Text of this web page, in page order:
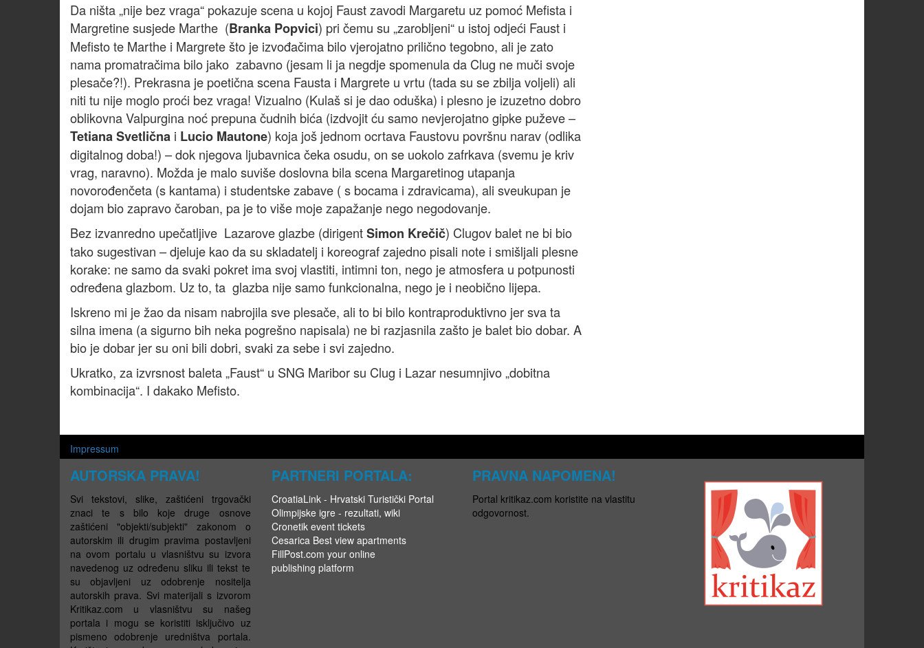
Da ništa „nije bez vraga“ pokazuje scena u kojoj Faust zavodi Margaretu uz pomoć Mefista i
Margretine susjede Marthe (Branka Popvici) pri čemu su „zarobljeni“ u istoj odjeći Faust i
Mefisto te Marthe i Margrete što je izvođačima bilo vjerojatno prilično tegobno, ali je zato
nama promatračima bilo jako zabavno (jesam li ja negdje spomenula da Clug ne muči svoje
plesače?!). Prekrasna je poetična scena Fausta i Margrete u vrtu (tada su se zbilja voljeli) ali
niti tu nije moglo proći bez vraga! Vizualno (Kulaš si je dao oduška) i plesno je izuzetno dobro
oblikovna Valpurgina noć prepuna čudnih bića (izdvojit ću samo nevjerojatno gipke puževe –
Tetiana Svetlična i Lucio Mautone) koja još jednom ocrtava Faustovu površnu narav (odlika
digitalnog doba!) – dok njegova ljubavnica čeka osudu, on se uokolo zafrkava (svemu je kriv
vrag, naravno). Možda je malo suviše doslovna bila scena Margaretinog utapanja
novorođenčeta (s kantama) i studentske zabave ( s bocama i zdravicama), ali sveukupan je
dojam bio zapravo čaroban, pa je to više moje zapažanje nego negodovanje.
Bez izvanredno upečatljive Lazarove glazbe (dirigentSimon Krečič) Clugov balet ne bi bio
tako sugestivan – djeluje kao da su skladatelj i koreograf zajedno pisali note i smišljali plesne
korake: ne samo da svaki pokret ima svoj vlastiti, intimni ton, nego je atmosfera u potpunosti
određena glazbom. Uz to, ta glazba nije samo funkcionalna, nego je i neobično lijepa.
Iskreno mi je žao da nisam nabrojila sve plesače, ali to bi bilo kontraproduktivno jer sva ta
silna imena (a sigurno bih neka pogrešno napisala) ne bi razjasnila zašto je balet bio dobar. A
bio je dobar jer su oni bili dobri, svaki za sebe i svi zajedno.
Ukratko, za izvrsnost baleta „Faust“ u SNG Maribor su Clug i Lazar nesumnjivo „dobitna
kombinacija“. I dakako Mefisto.
Impressum
AUTORSKA PRAVA!
Svi tekstovi, slike, zaštićeni trgovački
znaci te s bilo koje druge osnove
zaštićeni "objekti/subjekti" zakonom o
autorskim ili drugim pravima postavljeni
na ovom portalu u vlasništvu su izvora
navedenog uz određenu sliku ili tekst te
su objavljeni uz odobrenje nositelja
autorskih prava. Svi materijali s izvorom
Kritikaz.com u vlasništvu su našeg
portala i mogu se koristiti isključivo uz
pismeno odobrenje uredništva portala.
PARTNERI PORTALA:
CroatiaLink - Hrvatski Turistički Portal
Olimpijske igre - rezultati, wiki
Cronetik event tickets
Cesarica Best view apartments
FillPost.com your online
publishing platform
PRAVNA NAPOMENA!
Portal kritikaz.com koristite na vlastitu
odgovornost.